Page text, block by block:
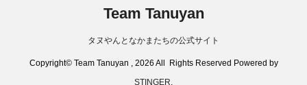
Team Tanuyan
タヌやんとなかまたちの公式サイト
Copyright© Team Tanuyan , 2026 All Rights Reserved Powered by
STINGER